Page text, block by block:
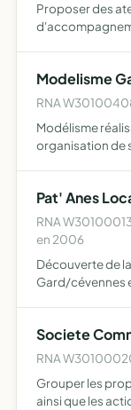
Proposer des
Modelisme
RNA
Modélisme
organisation de
établissements
Pat' Anes
RNA
en 2006
Découverte de
Gard/cévennes
Societe
RNA
Grouper les
ainsi que les